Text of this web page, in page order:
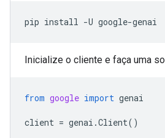
pip install -U
Inicialize o cliente e faça uma
from google import genai
client = genai .Client()